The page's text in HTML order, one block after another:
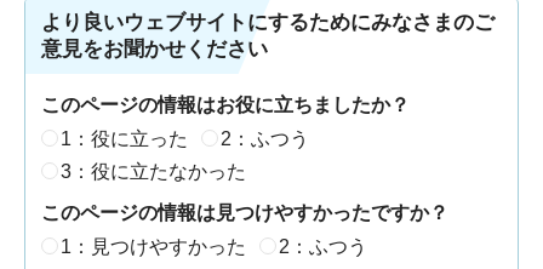
より良いウェブサイトにするためにみなさまのご
意見をお聞かせください
このページの情報はお役に立ちましたか？
1：役に立った
2：ふつう
3：役に立たなかった
このページの情報は見つけやすかったですか？
1：見つけやすかった
2：ふつう